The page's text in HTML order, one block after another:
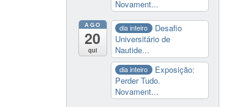
Novament...
AGO
20
qui
dia inteiro
Desafio
Universitário de
Nautide...
dia inteiro
Exposição:
Perder Tudo.
Novament...